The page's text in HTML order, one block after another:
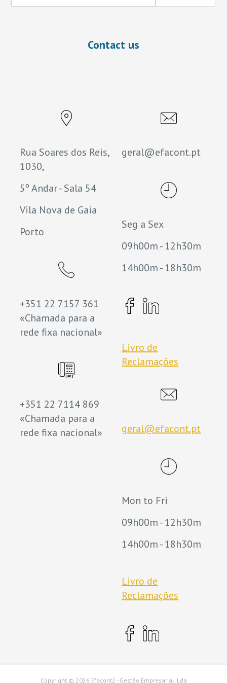
Contact us
Rua Soares dos Reis,
1030,
5º Andar - Sala 54
Vila Nova de Gaia
Porto
+351 22 7157 361
«Chamada para a
rede fixa nacional»
+351 22 7114 869
«Chamada para a
rede fixa nacional»
geral@efacont.pt
Seg a Sex
09h00m - 12h30m
14h00m - 18h30m
Livro de
Reclamações
geral@efacont.pt
Mon to Fri
09h00m - 12h30m
14h00m - 18h30m
Livro de
Reclamações
Copyright © 2026 Efacont2 - Gestão Empresarial, Lda